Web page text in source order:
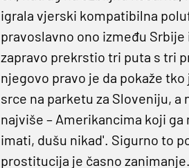
igrala vjerski kompatibilna
pravoslavno ono između Srbije
zapravo prekrstio tri puta s tri
njegovo pravo je da pokaže
srce na parketu za Sloveniju,
najviše – Amerikancima koji
imati, dušu nikad'. Sigurno to
prostitucija je časno